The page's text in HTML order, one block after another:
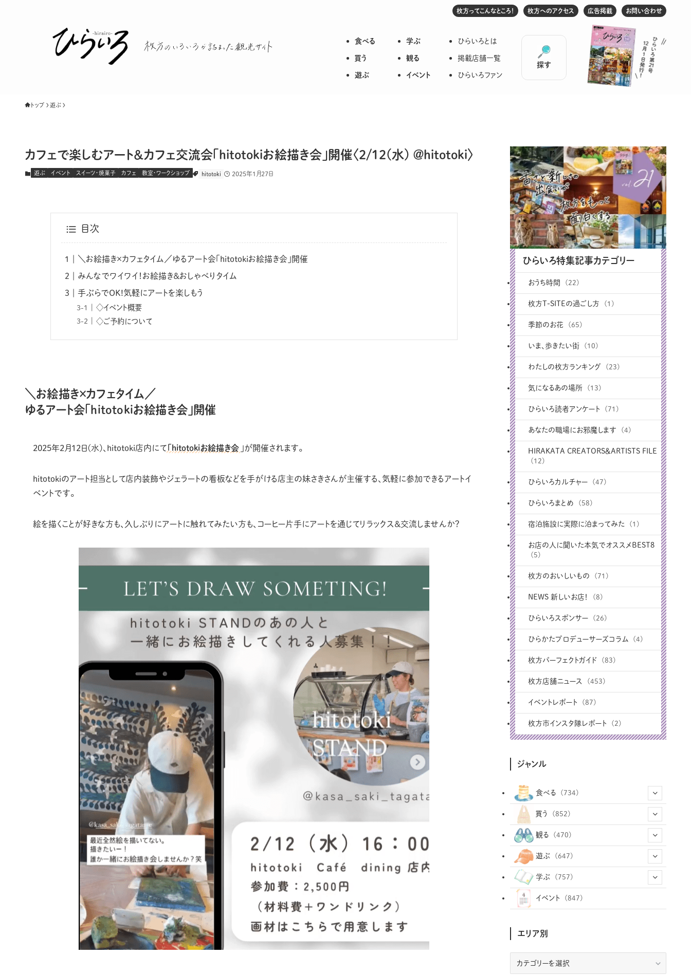
枚方のいろいろが詰まった観光サイト
食べる
買う
遊ぶ
学ぶ
観る
イベント
ひらいろとは
掲載店舗一覧
ひらいろファン
探す
枚方ってこんなところ！ 枚方へのアクセス 広告掲載 お問い合わせ
トップ 遊ぶ
カフェで楽しむアート＆カフェ交流会「hitotokiお絵描き会」開催〈2/12(水) ＠hitotoki〉
遊ぶ イベント スイーツ・焼菓子 カフェ 教室・ワークショップ hitotoki 2025年1月27日
目次
＼お絵描き×カフェタイム／ゆるアート会「hitotokiお絵描き会」開催
みんなでワイワイ！お絵描き＆おしゃべりタイム
手ぶらでOK!気軽にアートを楽しもう
◇イベント概要
◇ご予約について
＼お絵描き×カフェタイム／
ゆるアート会「hitotokiお絵描き会」開催
2025年2月12日(水)、hitotoki店内にて 「hitotokiお絵描き会 」が開催されます。
hitotokiのアート担当として店内装飾やジェラートの看板などを手がける店主の妹さきさんが主催する、気軽に参加できるアートイ
ベントです。
絵を描くことが好きな方も、久しぶりにアートに触れてみたい方も、コーヒー片手にアートを通じてリラックス＆交流しませんか？
ひらいろ特集記事カテゴリー
おうち時間 (22)
枚方T-SITEの過ごし方 (1)
季節のお花 (65)
いま、歩きたい街 (10)
わたしの枚方ランキング (23)
気になるあの場所 (13)
ひらいろ読者アンケート (71)
あなたの職場にお邪魔します (4)
HIRAKATA CREATORS＆ARTISTS FILE
(12)
ひらいろカルチャー (47)
ひらいろまとめ (58)
宿泊施設に実際に泊まってみた (1)
お店の人に聞いた本気でオススメBEST8
(5)
枚方のおいしいもの (71)
NEWS 新しいお店！ (8)
ひらいろスポンサー (26)
ひらかたプロデューサーズコラム (4)
枚方パーフェクトガイド (83)
枚方店舗ニュース (453)
イベントレポート (87)
枚方市インスタ隊レポート (2)
ジャンル
食べる (734)
(12)
(36)
(9)
(33) (296)
(45)
(164)
買う (852)
(456)
(24)
(77)
観る (470)
(34)
(72)
(34)
(23) (83)
(44)
遊ぶ (647)
(14)
(9)
(29)
(1)
(2)
(1)
(17)
(5)
(78)
(52)
(333)
学ぶ (757)
(102)
(244)
イベント (847)
エリア別